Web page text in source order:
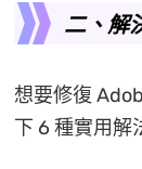
二、解
想要修復
下 6 種實用解